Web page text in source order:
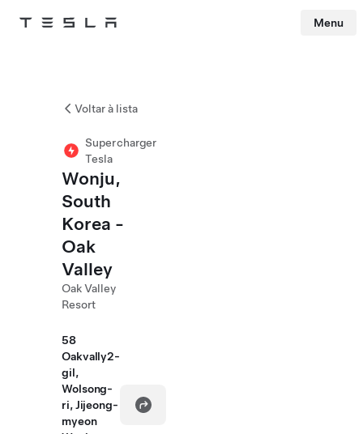
Tesla Menu
Voltar à lista
Supercharger
Tesla
Wonju,
South
Korea -
Oak
Valley
Oak Valley
Resort
58
Oakvally2-
gil,
Wolsong-
ri, Jijeong-
myeon